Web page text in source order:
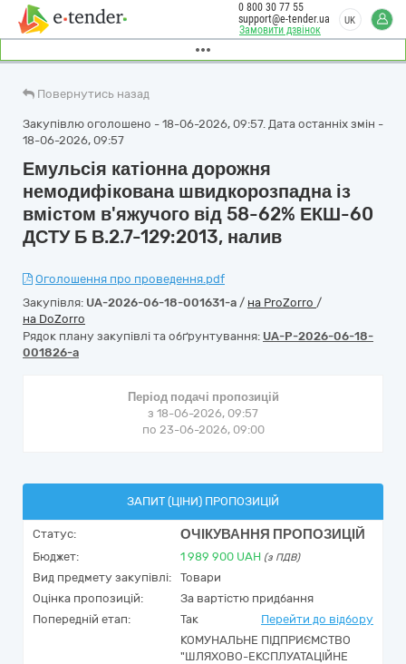
Замовити дзвінок
0 800 30 77 55
support@e-tender.ua
UK
Повернутись назад
Закупівлю оголошено - 18-06-2026, 09:57. Дата останніх змін -
18-06-2026, 09:57
Емульсія катіонна дорожня
немодифікована швидкорозпадна із
вмістом в'яжучого від 58-62% ЕКШ-60
ДСТУ Б В.2.7-129:2013, налив
Оголошення про проведення.pdf
Закупівля: UA-2026-06-18-001631-a / на ProZorro /
на DoZorro
Рядок плану закупівлі та обґрунтування: UA-P-2026-06-18-
001826-a
Період подачі пропозицій
з 18-06-2026, 09:57
по 23-06-2026, 09:00
ЗАПИТ (ЦІНИ) ПРОПОЗИЦІЙ
Статус: ОЧІКУВАННЯ ПРОПОЗИЦІЙ
Бюджет: 1 989 900 UAH (з ПДВ)
Вид предмету закупівлі:
Товари
Оцінка пропозицій:
За вартістю придбання
Попередній етап:
Так Перейти до відбору
КОМУНАЛЬНЕ ПІДПРИЄМСТВО
"ШЛЯХОВО-ЕКСПЛУАТАЦІЙНЕ